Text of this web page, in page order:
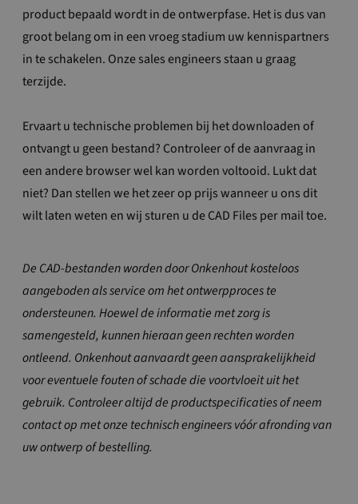
product bepaald wordt in de ontwerpfase. Het is dus van
groot belang om in een vroeg stadium uw kennispartners
in te schakelen. Onze sales engineers staan u graag
terzijde.
Ervaart u technische problemen bij het downloaden of
ontvangt u geen bestand? Controleer of de aanvraag in
een andere browser wel kan worden voltooid. Lukt dat
niet? Dan stellen we het zeer op prijs wanneer u ons dit
wilt laten weten en wij sturen u de CAD Files per mail toe.
De CAD-bestanden worden door Onkenhout kosteloos
aangeboden als service om het ontwerpproces te
ondersteunen. Hoewel de informatie met zorg is
samengesteld, kunnen hieraan geen rechten worden
ontleend. Onkenhout aanvaardt geen aansprakelijkheid
voor eventuele fouten of schade die voortvloeit uit het
gebruik. Controleer altijd de productspecificaties of neem
contact op met onze technisch engineers vóór afronding van
uw ontwerp of bestelling.